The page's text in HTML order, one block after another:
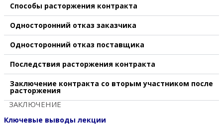
Способы расторжения контракта
Односторонний отказ заказчика
Односторонний отказ поставщика
Последствия расторжения контракта
Заключение контракта со вторым участником после
расторжения
ЗАКЛЮЧЕНИЕ
Ключевые выводы лекции